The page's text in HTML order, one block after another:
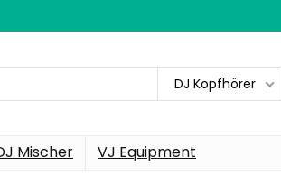
DJ Kopfhörer
Mischer VJ Equipment